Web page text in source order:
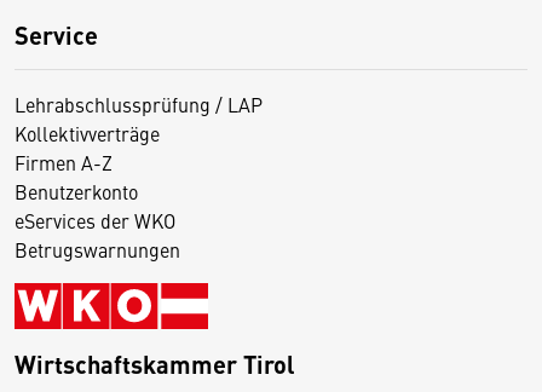
Service
Lehrabschlussprüfung / LAP
Kollektivverträge
Firmen A-Z
Benutzerkonto
eServices der WKO
Betrugswarnungen
Wirtschaftskammer Tirol